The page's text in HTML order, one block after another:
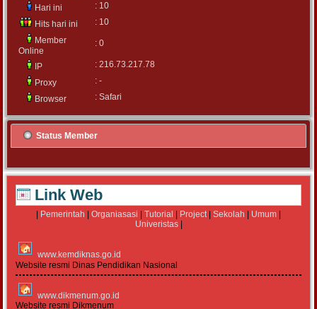
Hari ini
: 10
Hits hari ini
: 10
Member
Online
: 0
IP
: 216.73.217.78
Proxy
: -
Browser
: Safari
Status Member
Link Web
Pemerintah Organiasasi Tutorial Project| Sekolah Umum
Univeristas|
www.kemdiknas.go.id
Website resmi Dinas Pendidikan Nasional
www.dikmenum.go.id
Website resmi Dikmenum